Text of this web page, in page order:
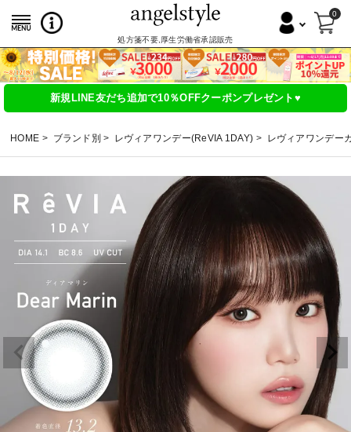
処方箋不要,厚生労働省承認販売
0
新規LINE友だち追加で10％OFFクーポンプレゼント♥
HOME ブランド別 レヴィアワンデー(ReVIA 1DAY) レヴィアワンデー